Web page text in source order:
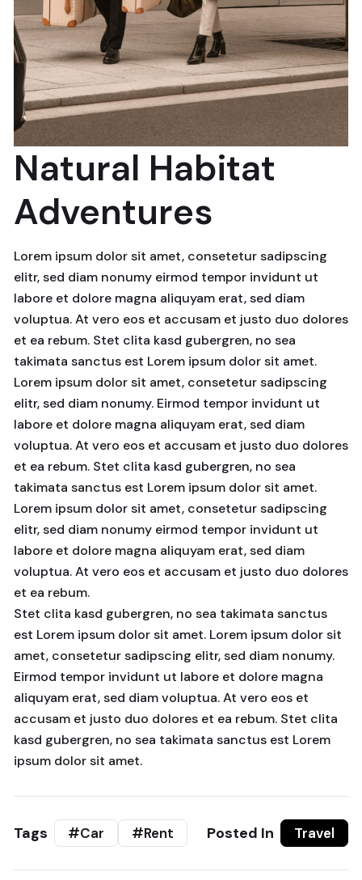
Natural Habitat
Adventures
Lorem ipsum dolor sit amet, consetetur sadipscing
elitr, sed diam nonumy eirmod tempor invidunt ut
labore et dolore magna aliquyam erat, sed diam
voluptua. At vero eos et accusam et justo duo dolores
et ea rebum. Stet clita kasd gubergren, no sea
takimata sanctus est Lorem ipsum dolor sit amet.
Lorem ipsum dolor sit amet, consetetur sadipscing
elitr, sed diam nonumy. Eirmod tempor invidunt ut
labore et dolore magna aliquyam erat, sed diam
voluptua. At vero eos et accusam et justo duo dolores
et ea rebum. Stet clita kasd gubergren, no sea
takimata sanctus est Lorem ipsum dolor sit amet.
Lorem ipsum dolor sit amet, consetetur sadipscing
elitr, sed diam nonumy eirmod tempor invidunt ut
labore et dolore magna aliquyam erat, sed diam
voluptua. At vero eos et accusam et justo duo dolores
et ea rebum.
Stet clita kasd gubergren, no sea takimata sanctus
est Lorem ipsum dolor sit amet. Lorem ipsum dolor sit
amet, consetetur sadipscing elitr, sed diam nonumy.
Eirmod tempor invidunt ut labore et dolore magna
aliquyam erat, sed diam voluptua. At vero eos et
accusam et justo duo dolores et ea rebum. Stet clita
kasd gubergren, no sea takimata sanctus est Lorem
ipsum dolor sit amet.
Tags #Car #Rent Posted In Travel